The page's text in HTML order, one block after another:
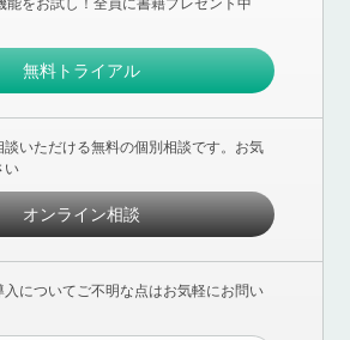
能をお試し！全員に書籍プレゼント中
無料トライアル
談いただける無料の個別相談です。お気
い
オンライン相談
入についてご不明な点はお気軽にお問い